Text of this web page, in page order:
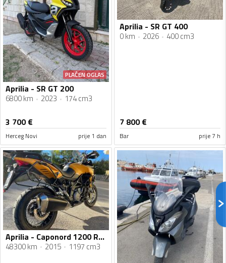
PLAĆEN OGLAS
Aprilia - SR GT 200
6800 km 2023 174 cm3
3 700€
Herceg Novi prije 1 dan
Aprilia - SR GT 400
0 km 2026 400 cm3
7 800€
Bar prije 7 h
Aprilia - Caponord 1200 Rally
48300 km 2015 1197 cm3